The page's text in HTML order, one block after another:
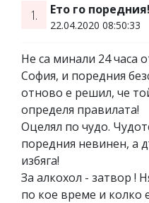
1. Ето го поредния!
22.04.2020 08:50:33
Не са минали 24 часа
София, и поредния
отново е решил, че
определя правилата!
Оцелял по чудо.
поредния невинен, а
избяга!
За алкохол - затвор !
по кое време и колко